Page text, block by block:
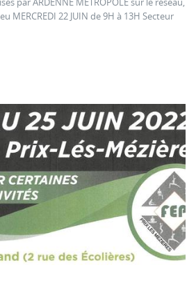
par ARDENNE METROPOLE sur le réseau,
MERCREDI 22 JUIN de 9H à 13H Secteur